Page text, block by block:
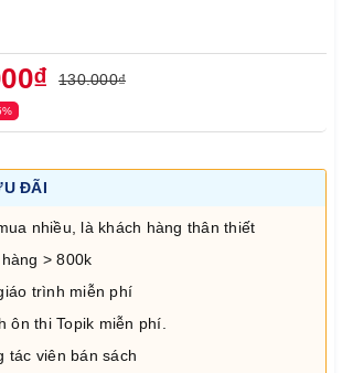
130.000₫
ĐÃI
nhiều, là khách hàng thân thiết
> 800k
trình miễn phí
ôn thi Topik miễn phí.
tác viên bán sách